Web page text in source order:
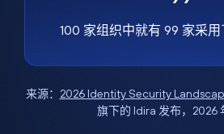
100 家组织中就有 99 家采用
来源： 2026 Identity Security
旗下的 Idira 发布，2026